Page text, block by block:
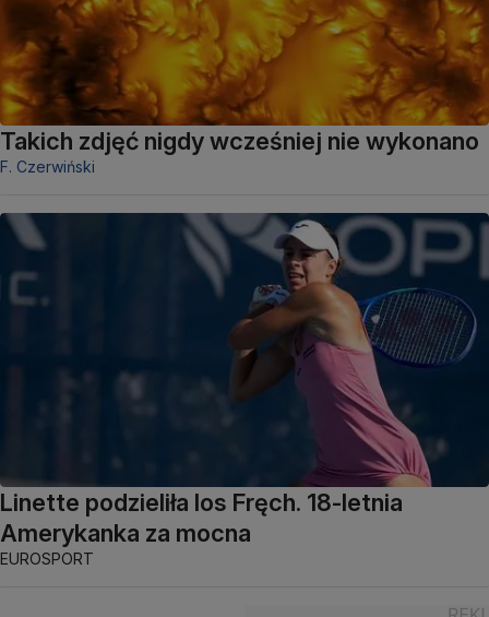
Takich zdjęć nigdy wcześniej nie wykonano
F. Czerwiński
Linette podzieliła los Fręch. 18-letnia
Amerykanka za mocna
EUROSPORT